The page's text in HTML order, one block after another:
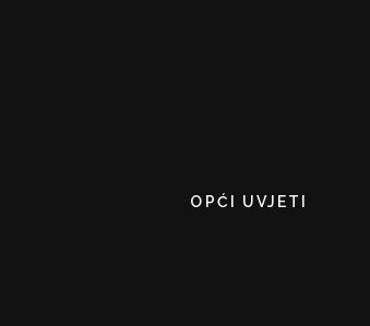
OPĆI UVJETI